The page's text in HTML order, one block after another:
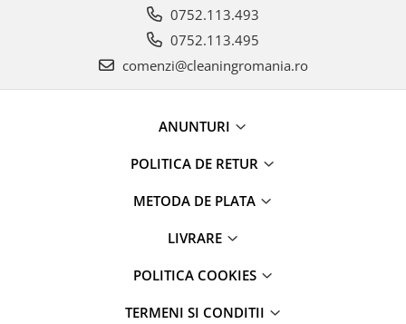
0752.113.493
0752.113.495
comenzi@cleaningromania.ro
ANUNTURI
POLITICA DE RETUR
METODA DE PLATA
LIVRARE
POLITICA COOKIES
TERMENI SI CONDITII